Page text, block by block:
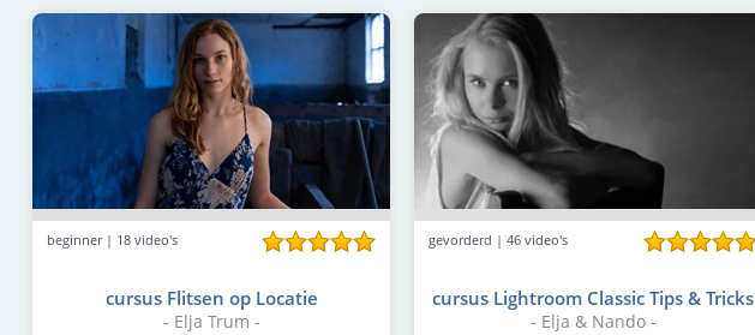
beginner | 18 video's
cursus Flitsen op Locatie
- Elja Trum -
gevorderd | 46 video's
cursus Lightroom Classic Tips & Tricks
- Elja & Nando -